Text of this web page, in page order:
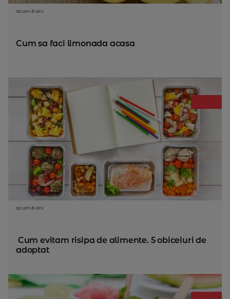
acum 8 ani
Cum sa faci limonada acasa
acum 8 ani
Cum evitam risipa de alimente. 5 obiceiuri de
adoptat